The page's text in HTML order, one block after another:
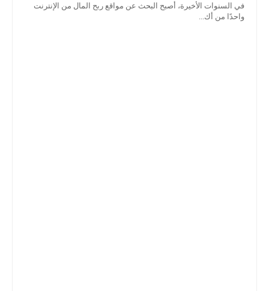
في السنوات الأخيرة، أصبح البحث عن مواقع ربح المال من الإنترنت
واحدًا من أك...